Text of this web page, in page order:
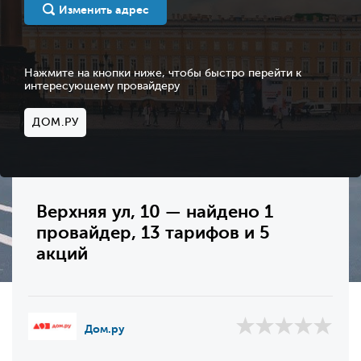
Изменить адрес
Нажмите на кнопки ниже, чтобы быстро перейти к
интересующему провайдеру
ДОМ.РУ
Верхняя ул, 10 — найдено 1
провайдер, 13 тарифов и 5
акций
Дом.ру